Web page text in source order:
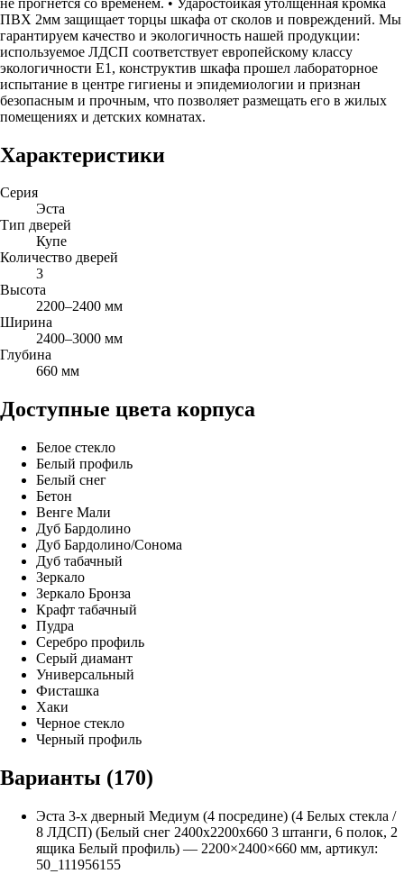
ПВХ 2мм защищает торцы шкафа от сколов и повреждений. Мы
гарантируем качество и экологичность нашей продукции:
используемое ЛДСП соответствует европейскому классу
экологичности Е1, конструктив шкафа прошел лабораторное
испытание в центре гигиены и эпидемиологии и признан
безопасным и прочным, что позволяет размещать его в жилых
помещениях и детских комнатах.
Характеристики
Серия
Эста
Тип дверей
Купе
Количество дверей
3
Высота
2200–2400 мм
Ширина
2400–3000 мм
Глубина
660 мм
Доступные цвета корпуса
Белое стекло
Белый профиль
Белый снег
Бетон
Венге Мали
Дуб Бардолино
Дуб Бардолино/Сонома
Дуб табачный
Зеркало
Зеркало Бронза
Крафт табачный
Пудра
Серебро профиль
Серый диамант
Универсальный
Фисташка
Хаки
Черное стекло
Черный профиль
Варианты (170)
Эста 3-х дверный Медиум (4 посредине) (4 Белых стекла /
8 ЛДСП) (Белый снег 2400х2200х660 3 штанги, 6 полок, 2
ящика Белый профиль) — 2200×2400×660 мм, артикул:
50_111956155